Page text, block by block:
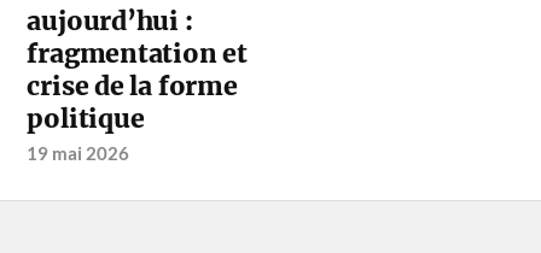
aujourd’hui :
fragmentation et
crise de la forme
politique
19 mai 2026